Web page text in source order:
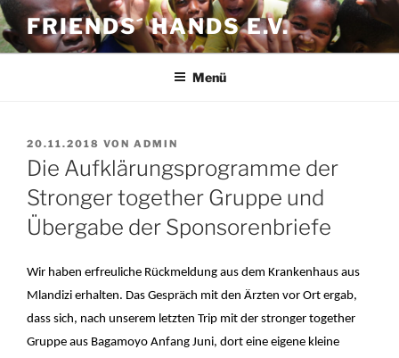
Zum
Inhalt
springen
FRIENDS´ HANDS E.V.
Menü
VERÖFFENTLICHT
AM
20.11.2018 VON ADMIN
Die Aufklärungsprogramme der
Stronger together Gruppe und
Übergabe der Sponsorenbriefe
Wir haben erfreuliche Rückmeldung aus dem Krankenhaus aus
Mlandizi erhalten. Das Gespräch mit den Ärzten vor Ort ergab,
dass sich, nach unserem letzten Trip mit der stronger together
Gruppe aus Bagamoyo Anfang Juni, dort eine eigene kleine